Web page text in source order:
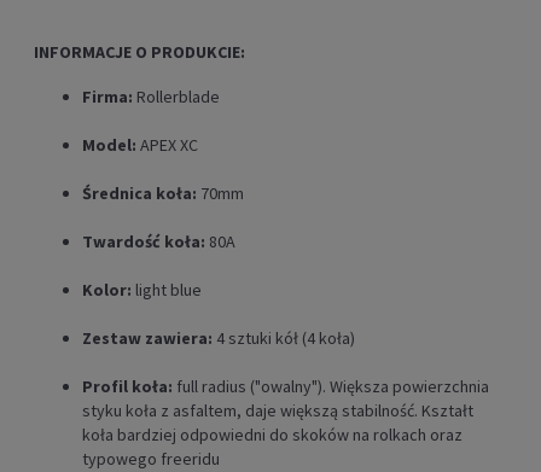
INFORMACJE O PRODUKCIE:
Firma: Rollerblade
Model: APEX XC
Średnica koła: 70mm
Twardość koła: 80A
Kolor: light blue
Zestaw zawiera: 4 sztuki kół (4 koła)
Profil koła: full radius ("owalny"). Większa powierzchnia
styku koła z asfaltem, daje większą stabilność. Kształt
koła bardziej odpowiedni do skoków na rolkach oraz
typowego freeridu